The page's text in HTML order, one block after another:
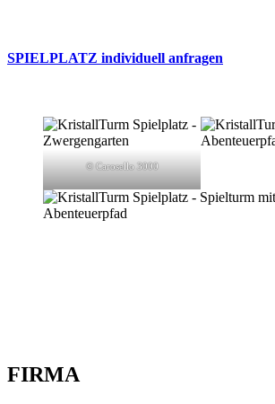
SPIELPLATZ individuell anfragen
© Carosello 3000
FIRMA